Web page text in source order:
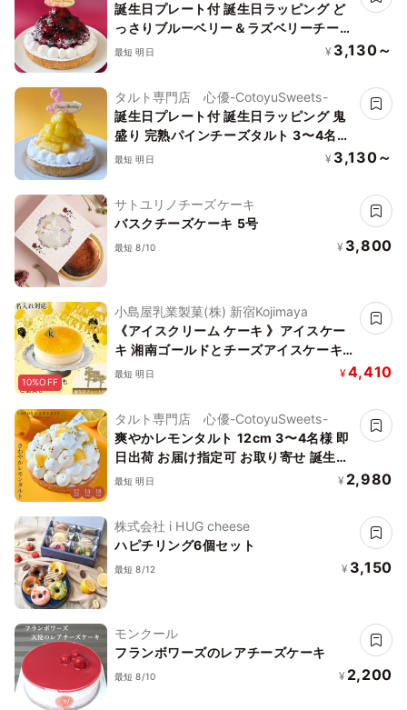
誕生日プレート付 誕生日ラッピング ど
っさりブルーベリー＆ラズベリーチーズ
タルト 3〜4名様 12cm 即日出荷 お届け
最短 明日 ¥ 3,130～
タルト専門店 心優-CotoyuSweets-
誕生日プレート付 誕生日ラッピング 鬼
盛り 完熟パインチーズタルト 3〜4名様
12cm 即日出荷 お届け指定可 お取り寄
最短 明日 ¥ 3,130～
サトユリノチーズケーキ
バスクチーズケーキ 5号
最短 8/10 ¥ 3,800
10%OFF
小島屋乳業製菓(株) 新宿Kojimaya
《アイスクリーム ケーキ 》アイスケー
キ 湘南ゴールドとチーズアイスケーキ
(直径15cm) 推し活 にも オレンジ イエ
最短 明日 ¥4,410
タルト専門店 心優-CotoyuSweets-
爽やかレモンタルト 12cm 3〜4名様 即
日出荷 お届け指定可 お取り寄せ 誕生日
最短 明日 ¥ 2,980
株式会社 i HUG cheese
ハピチリング6個セット
最短 8/12 ¥ 3,150
モンクール
フランボワーズのレアチーズケーキ
最短 8/10 ¥ 2,200